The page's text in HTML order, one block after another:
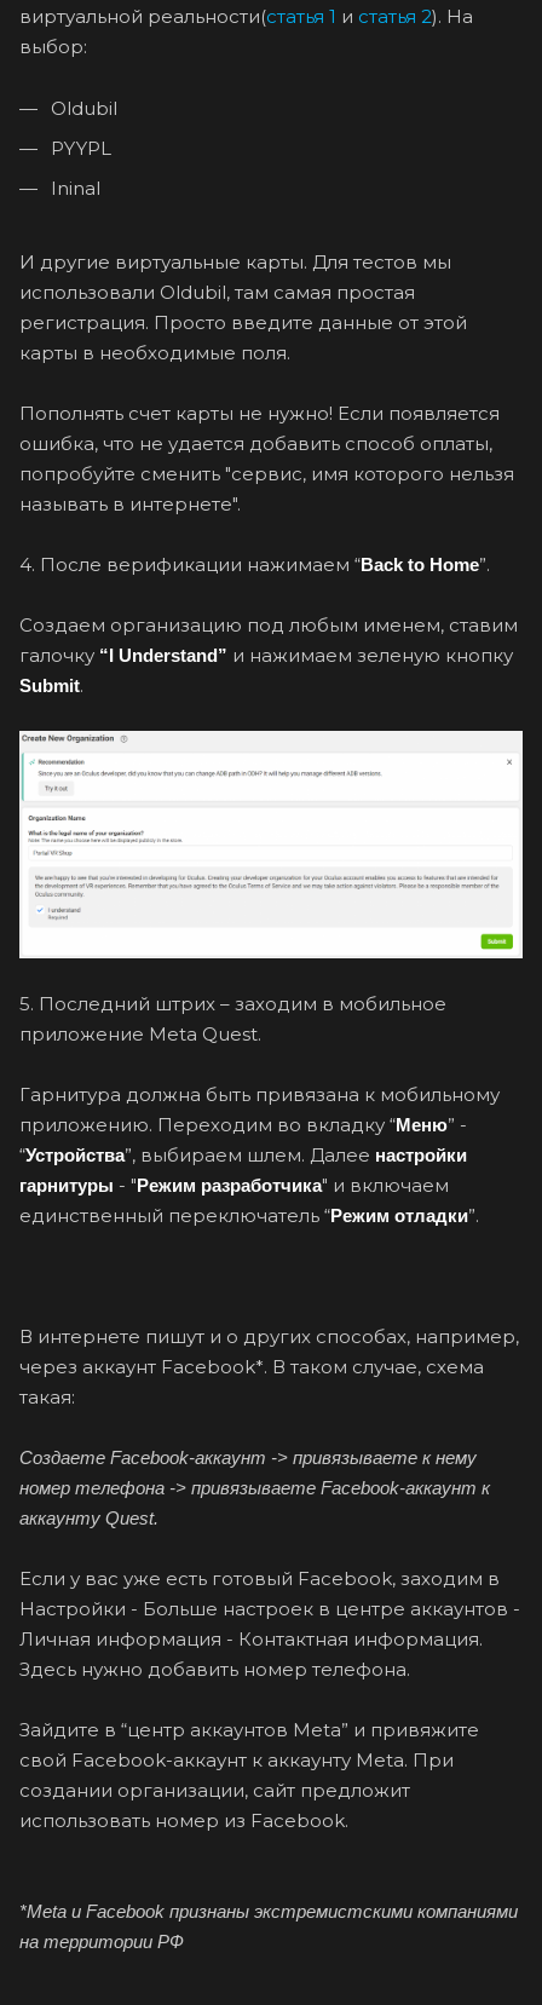
виртуальной реальности(статья 1 и статья 2). На
выбор:
Oldubil
PYYPL
Ininal
И другие виртуальные карты. Для тестов мы
использовали Oldubil, там самая простая
регистрация. Просто введите данные от этой
карты в необходимые поля.
Пополнять счет карты не нужно! Если появляется
ошибка, что не удается добавить способ оплаты,
попробуйте сменить "сервис, имя которого нельзя
называть в интернете".
4. После верификации нажимаем “Back to Home”.
Создаем организацию под любым именем, ставим
галочку “I Understand” и нажимаем зеленую кнопку
Submit.
5. Последний штрих – заходим в мобильное
приложение Meta Quest.
Гарнитура должна быть привязана к мобильному
приложению. Переходим во вкладку “Меню” -
“Устройства”, выбираем шлем. Далее настройки
гарнитуры - "Режим разработчика" и включаем
единственный переключатель “Режим отладки”.
В интернете пишут и о других способах, например,
через аккаунт Facebook*. В таком случае, схема
такая:
Создаете Facebook-аккаунт -> привязываете к нему
номер телефона -> привязываете Facebook-аккаунт к
аккаунту Quest.
Если у вас уже есть готовый Facebook, заходим в
Настройки - Больше настроек в центре аккаунтов -
Личная информация - Контактная информация.
Здесь нужно добавить номер телефона.
Зайдите в “центр аккаунтов Meta” и привяжите
свой Facebook-аккаунт к аккаунту Meta. При
создании организации, сайт предложит
использовать номер из Facebook.
*Meta и Facebook признаны экстремистскими компаниями
на территории РФ